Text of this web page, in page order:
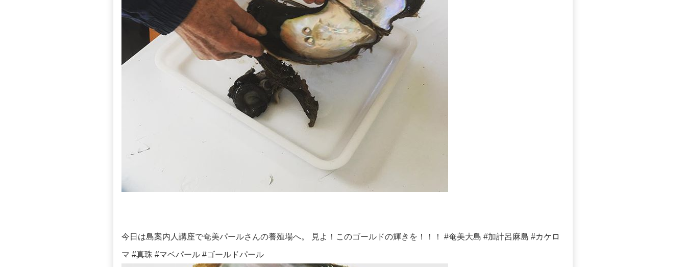
今日は島案内人講座で奄美パールさんの養殖場へ。 見よ！このゴールドの輝きを！！！ #奄美大島 #加計呂麻島 #カケロ
マ #真珠 #マベパール #ゴールドパール